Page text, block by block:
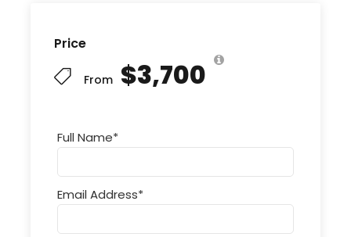
Price
From $3,700
Full Name*
Email Address*